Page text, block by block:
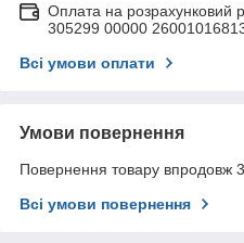
Оплата на розрахунковий
305299 00000
Всі умови оплати
Умови повернення
Повернення товару впродовж
Всі умови повернення